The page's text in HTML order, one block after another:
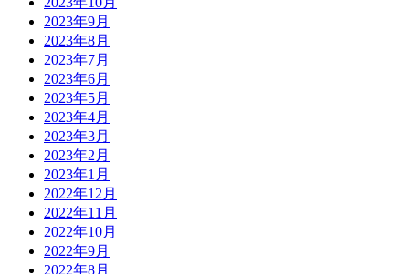
2023年9月
2023年8月
2023年7月
2023年6月
2023年5月
2023年4月
2023年3月
2023年2月
2023年1月
2022年12月
2022年11月
2022年10月
2022年9月
2022年8月